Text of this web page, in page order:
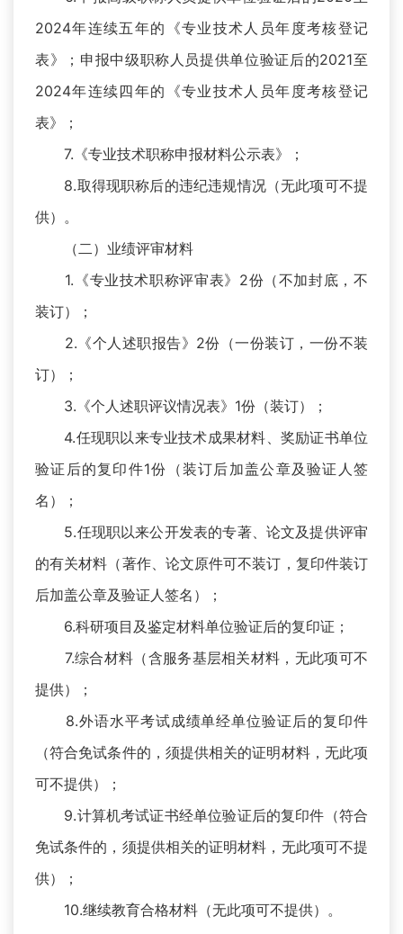
2024年连续五年的《专业技术人员年度考核登记
表》；申报中级职称人员提供单位验证后的2021至
2024年连续四年的《专业技术人员年度考核登记
表》；
7.《专业技术职称申报材料公示表》；
8.取得现职称后的违纪违规情况（无此项可不提
供）。
（二）业绩评审材料
1.《专业技术职称评审表》2份（不加封底，不
装订）；
2.《个人述职报告》2份（一份装订，一份不装
订）；
3.《个人述职评议情况表》1份（装订）；
4.任现职以来专业技术成果材料、奖励证书单位
验证后的复印件1份（装订后加盖公章及验证人签
名）；
5.任现职以来公开发表的专著、论文及提供评审
的有关材料（著作、论文原件可不装订，复印件装订
后加盖公章及验证人签名）；
6.科研项目及鉴定材料单位验证后的复印证；
7.综合材料（含服务基层相关材料，无此项可不
提供）；
8.外语水平考试成绩单经单位验证后的复印件
（符合免试条件的，须提供相关的证明材料，无此项
可不提供）；
9.计算机考试证书经单位验证后的复印件（符合
免试条件的，须提供相关的证明材料，无此项可不提
供）；
10.继续教育合格材料（无此项可不提供）。